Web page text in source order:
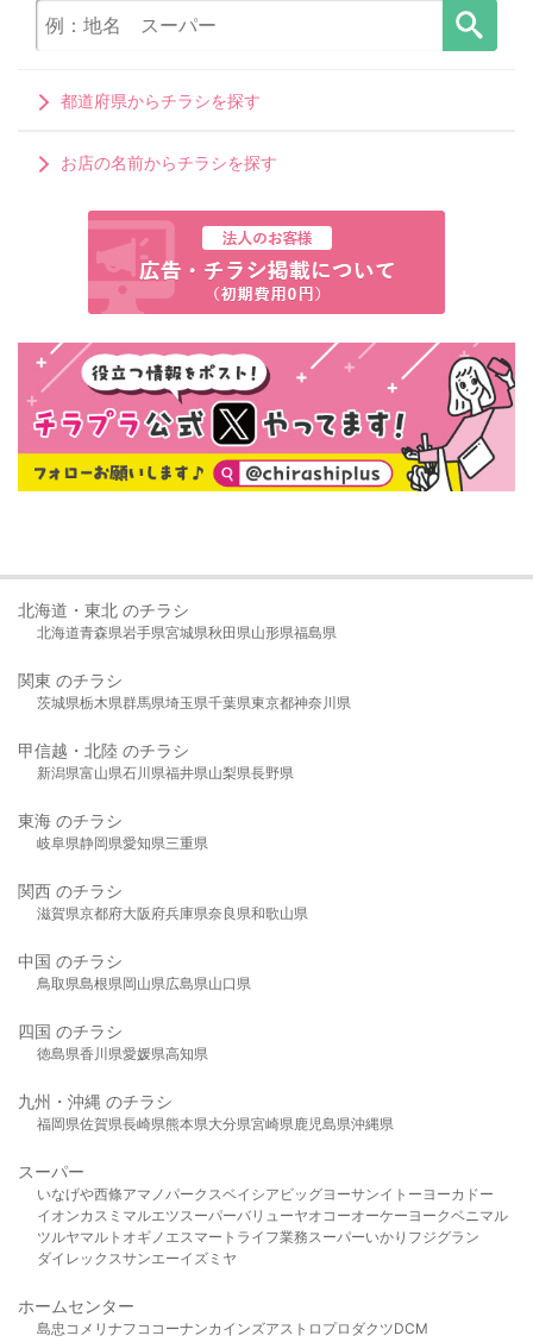
都道府県からチラシを探す
お店の名前からチラシを探す
北海道・東北 のチラシ
北海道青森県岩手県宮城県秋田県山形県福島県
関東 のチラシ
茨城県栃木県群馬県埼玉県千葉県東京都神奈川県
甲信越・北陸 のチラシ
新潟県富山県石川県福井県山梨県長野県
東海 のチラシ
岐阜県静岡県愛知県三重県
関西 のチラシ
滋賀県京都府大阪府兵庫県奈良県和歌山県
中国 のチラシ
鳥取県島根県岡山県広島県山口県
四国 のチラシ
徳島県香川県愛媛県高知県
九州・沖縄 のチラシ
福岡県佐賀県長崎県熊本県大分県宮崎県鹿児島県沖縄県
スーパー
いなげや西條アマノパークスベイシア ビッグヨーサンイトーヨーカドー
イオンカスミ マルエツスーパーバリューヤオコーオーケー ヨークベニマル
ツルヤマルト オギノ エスマート ライフ業務スーパーいかり フジグラン
ダイレックスサンエーイズミヤ
ホームセンター
島忠 コメリ ナフコ コーナンカインズアストロプロダクツDCM